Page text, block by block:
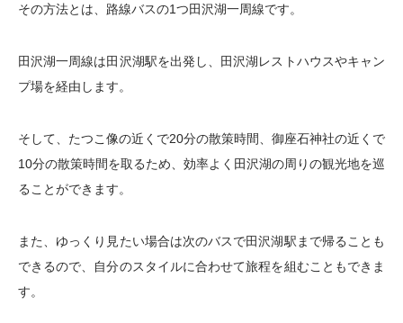
その方法とは、路線バスの1つ田沢湖一周線です。
田沢湖一周線は田沢湖駅を出発し、田沢湖レストハウスやキャン
プ場を経由します。
そして、たつこ像の近くで20分の散策時間、御座石神社の近くで
10分の散策時間を取るため、効率よく田沢湖の周りの観光地を巡
ることができます。
また、ゆっくり見たい場合は次のバスで田沢湖駅まで帰ることも
できるので、自分のスタイルに合わせて旅程を組むこともできま
す。